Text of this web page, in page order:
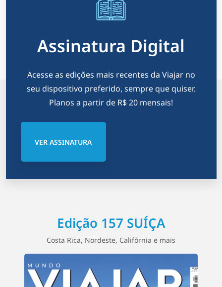
Assinatura Digital
Acesse as edições mais recentes da Viajar no
seu dispositivo preferido, sempre que quiser.
Planos a partir de R$ 20 mensais!
VER ASSINATURA
Edição 157 SUÍÇA
Costa Rica, Nordeste, Califórnia e mais